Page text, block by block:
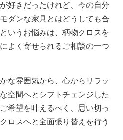
好きだったけれど、今の自分
ダンな家具とはどうしても合
いうお悩みは、柄物クロスを
よく寄せられるご相談の一つ
な雰囲気から、心からリラッ
空間へとシフトチェンジした
希望を叶えるべく、思い切っ
ロスへと全面張り替えを行う